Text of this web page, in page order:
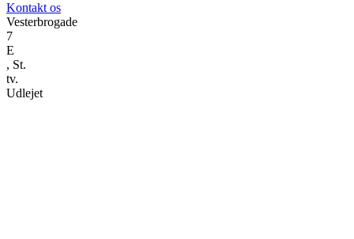
Kontakt os
Vesterbrogade
7
E
, St.
tv.
Udlejet